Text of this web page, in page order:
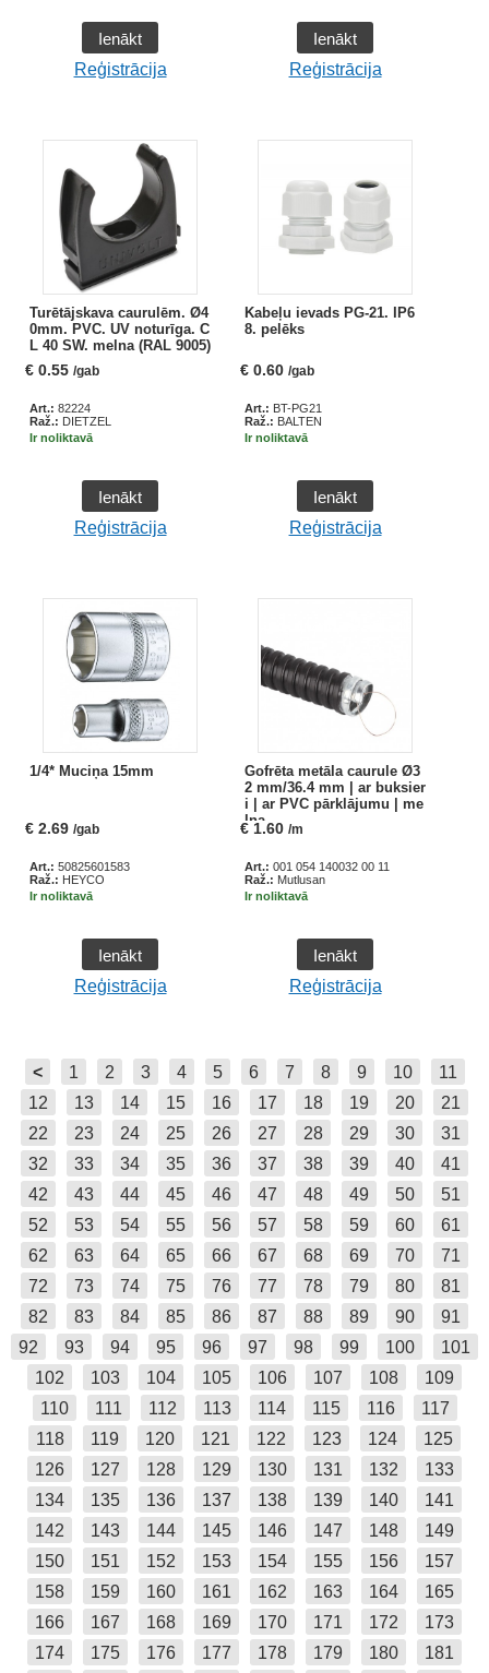
Ienākt
Reģistrācija
Ienākt
Reģistrācija
Turētājskava caurulēm. Ø4
0mm. PVC. UV noturīga. C
L 40 SW. melna (RAL 9005)
€ 0.55 /gab
Art.: 82224
Raž.: DIETZEL
Ir noliktavā
Ienākt
Reģistrācija
Kabeļu ievads PG-21. IP6
8. pelēks
€ 0.60 /gab
Art.: BT-PG21
Raž.: BALTEN
Ir noliktavā
Ienākt
Reģistrācija
1/4* Muciņa 15mm
€ 2.69 /gab
Art.: 50825601583
Raž.: HEYCO
Ir noliktavā
Ienākt
Reģistrācija
Gofrēta metāla caurule Ø3
2 mm/36.4 mm | ar buksier
i | ar PVC pārklājumu | me
lna
€ 1.60 /m
Art.: 001 054 140032 00 11
Raž.: Mutlusan
Ir noliktavā
Ienākt
Reģistrācija
< 1 2 3 4 5 6 7 8 9 10
11
12
13 14 15 16 17 18 19 20
21
22
23 24 25 26 27 28 29 30
31
32
33 34 35 36 37 38 39 40
41
42
43 44 45 46 47 48 49 50
51
52
53 54 55 56 57 58 59 60
61
62
63 64 65 66 67 68 69 70
71
72
73 74 75 76 77 78 79 80
81
82
83 84 85 86 87 88 89 90
91
92
93 94 95 96 97 98 99 100
101
102
103 104 105 106 107 108
109
110
111 112 113 114 115 116
117
118
119 120 121 122 123 124
125
126
127 128 129 130 131 132
133
134
135 136 137 138 139 140
141
142
143 144 145 146 147 148
149
150
151 152 153 154 155 156
157
158
159 160 161 162 163 164
165
166
167 168 169 170 171 172
173
174
175 176 177 178 179 180 181